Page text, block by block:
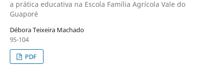
a prática educativa na Escola Família Agrícola Vale do
Guaporé
Débora Teixeira Machado
95-104
PDF